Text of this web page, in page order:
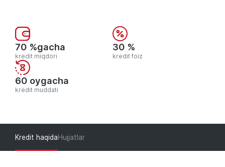
70 %gacha
kredit miqdori
30 %
kredit foiz
60 oygacha
kredit muddati
Kredit haqidaHujjatlar